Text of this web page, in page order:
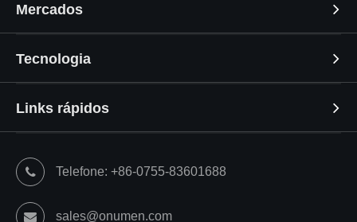
Mercados
Tecnologia
Links rápidos
Telefone: +86-0755-83601688
sales@onumen.com